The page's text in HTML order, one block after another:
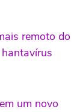
remoto do
um novo